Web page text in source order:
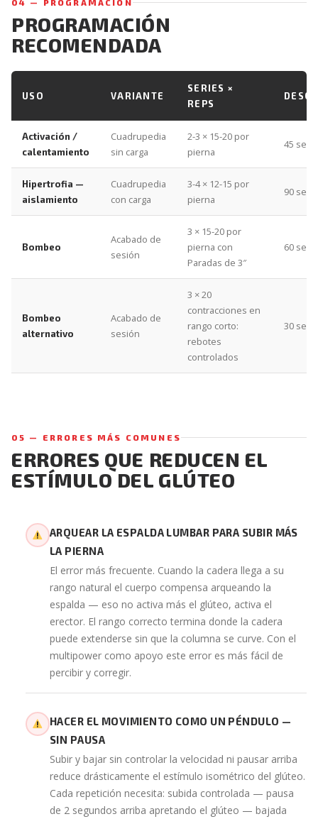
04 — PROGRAMACIÓN
PROGRAMACIÓN
RECOMENDADA
USO VARIANTE
SERIES ×
REPS
Activación /
calentamiento
Cuadrupedia
sin carga
2-3 × 15-20 por
pierna
45 seg
Hipertrofia —
aislamiento
Cuadrupedia
con carga
3-4 × 12-15 por
pierna
90 seg
Bombeo
Acabado de
sesión
3 × 15-20 por
pierna con
Paradas de 3″
60 seg
Bombeo
alternativo
Acabado de
sesión
3 × 20
contracciones en
rango corto:
rebotes
controlados
30 seg
05 — ERRORES MÁS COMUNES
ERRORES QUE REDUCEN EL
ESTÍMULO DEL GLÚTEO
ARQUEAR LA ESPALDA LUMBAR PARA SUBIR MÁS
LA PIERNA
El error más frecuente. Cuando la cadera llega a su
rango natural el cuerpo compensa arqueando la
espalda — eso no activa más el glúteo, activa el
erector. El rango correcto termina donde la cadera
puede extenderse sin que la columna se curve. Con el
multipower como apoyo este error es más fácil de
percibir y corregir.
HACER EL MOVIMIENTO COMO UN PÉNDULO —
SIN PAUSA
Subir y bajar sin controlar la velocidad ni pausar arriba
reduce drásticamente el estímulo isométrico del glúteo.
Cada repetición necesita: subida controlada — pausa
de 2 segundos arriba apretando el glúteo — bajada